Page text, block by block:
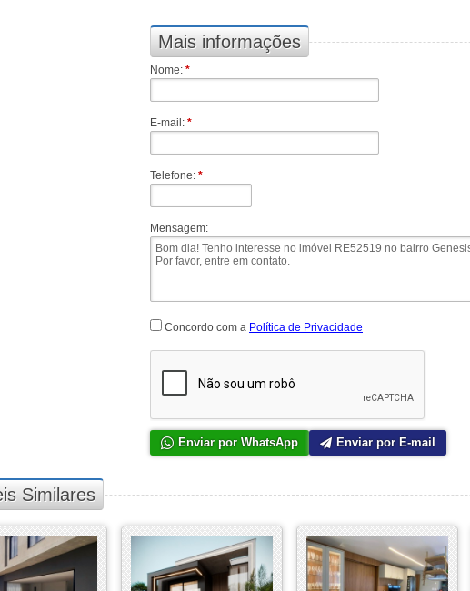
Mais informações
Nome: *
E-mail: *
Telefone: *
Mensagem:
Concordo com a Política de Privacidade
Enviar por WhatsApp Enviar por E-mail
Similares